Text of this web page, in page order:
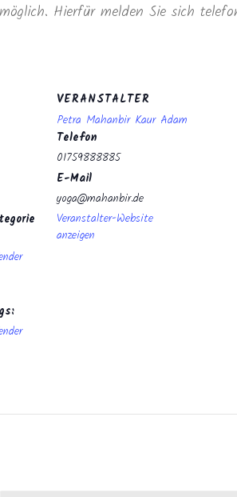
Hierfür melden Sie sich
VERANSTALTER
Petra Mahanbir Kaur Adam
Telefon
01759888885
E-Mail
yoga@mahanbir.de
Veranstalter-Website
anzeigen